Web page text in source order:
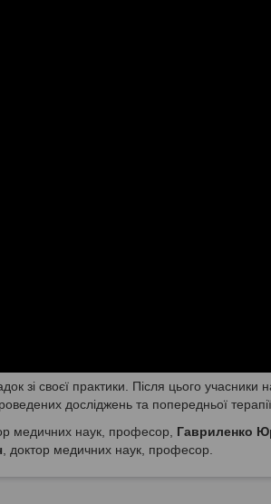
зі своєї практики. Після цього
досліджень та попередньої терапії.
медичних наук, професор, Гавриленко
, доктор медичних наук, професор.